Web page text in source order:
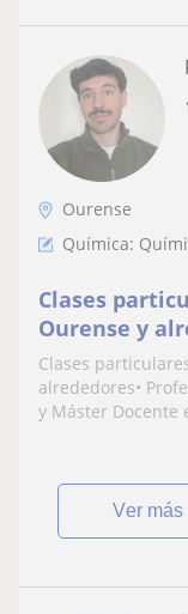
Ourense
Química:
Clases
Ourense y
Clases
alrededores•
y Máster Docente
ver más